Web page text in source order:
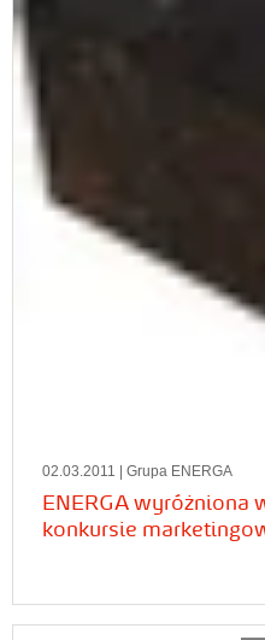
02.03.2011 | Grupa ENERGA
ENERGA wyróżniona
konkursie